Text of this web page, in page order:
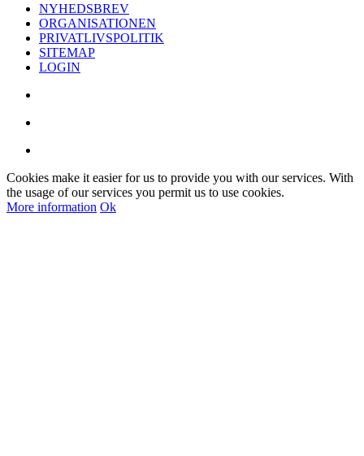
NYHEDSBREV
ORGANISATIONEN
PRIVATLIVSPOLITIK
SITEMAP
LOGIN
Cookies make it easier for us to provide you with our services. With
the usage of our services you permit us to use cookies.
More information Ok